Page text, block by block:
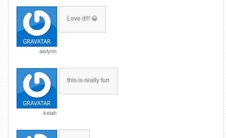
aislynn
Love it!!! 😀
keiah
this is really fun